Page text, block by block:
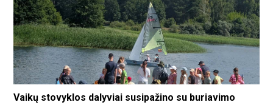
Vaikų stovyklos dalyviai susipažino su buriavimo